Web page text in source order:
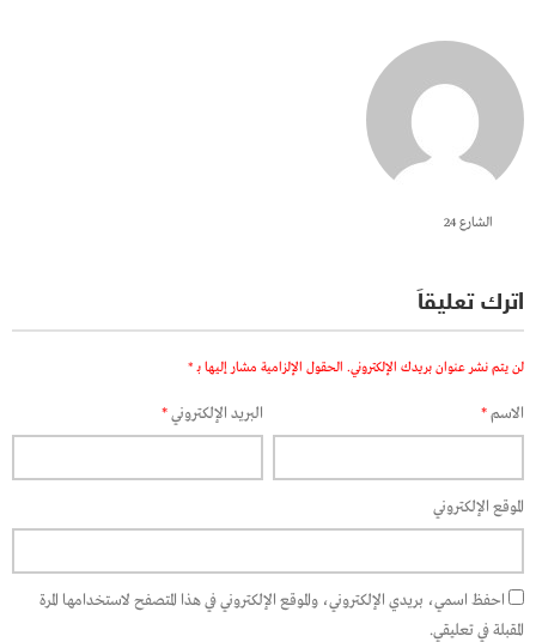
الشارع 24
اترك تعليقاً
لن يتم نشر عنوان بريدك الإلكتروني. الحقول الإلزامية مشار إليها بـ *
الاسم* البريد الإلكتروني*
الموقع الإلكتروني
احفظ اسمي، بريدي الإلكتروني، والموقع الإلكتروني في هذا المتصفح لاستخدامها المرة
المقبلة في تعليقي.